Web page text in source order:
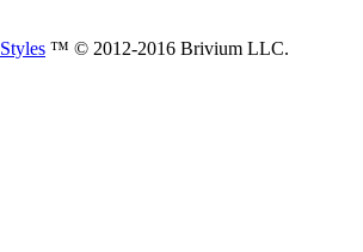
™ © 2012-2016 Brivium LLC.